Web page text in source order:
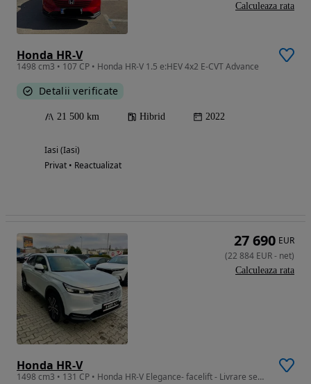
Honda HR-V
1498 cm3 • 107 CP • Honda HR-V 1.5 e:HEV 4x2 E-CVT Advance
Detalii verificate
21 500 km Hibrid 2022
Iasi (Iasi)
Privat • Reactualizat
Calculeaza rata
Honda HR-V
1498 cm3 • 131 CP • Honda HR-V Elegance- facelift - Livrare septembrie 2026
27 690 EUR
(22 884 EUR- net)
Calculeaza rata